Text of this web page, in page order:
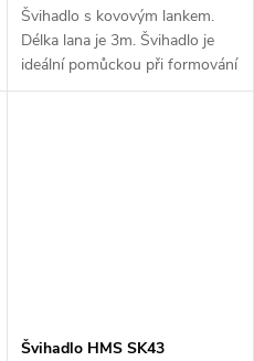
Švihadlo s kovovým lankem.
Délka lana je 3m. Švihadlo je
ideální pomůckou při formování
postavy a kondičním tréninku....
Švihadlo HMS SK43